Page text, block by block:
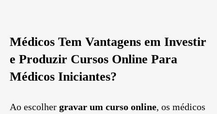
Médicos Tem Vantagens em Investir
e Produzir Cursos Online Para
Médicos Iniciantes?
Ao escolher gravar um curso online, os médicos